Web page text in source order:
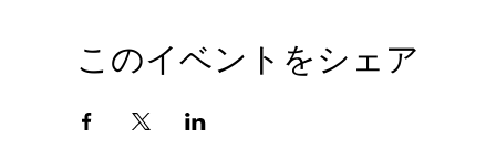
このイベントをシェア